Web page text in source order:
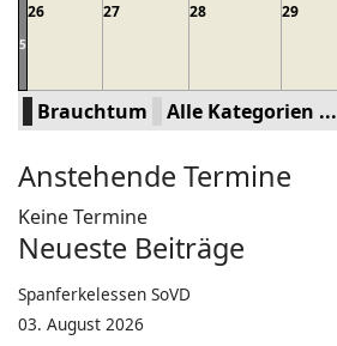
5
26 27 28 29
Brauchtum Alle Kategorien ...
Anstehende Termine
Keine Termine
Neueste Beiträge
Spanferkelessen SoVD
03. August 2026